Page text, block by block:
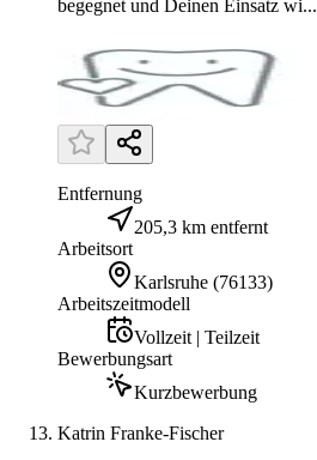
begegnet und Deinen Einsatz wi...
Entfernung
205,3 km entfernt
Arbeitsort
Karlsruhe (76133)
Arbeitszeitmodell
Vollzeit | Teilzeit
Bewerbungsart
Kurzbewerbung
Katrin Franke-Fischer